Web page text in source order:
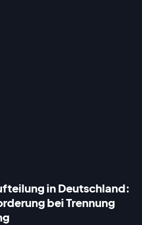
in Deutschland:
bei Trennung